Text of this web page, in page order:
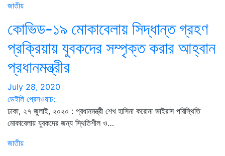
জাতীয়
কোভিড-১৯ মোকাবেলায় সিদ্ধান্ত গ্রহণ
প্রক্রিয়ায় যুবকদের সম্পৃক্ত করার আহ্বান
প্রধানমন্ত্রীর
July 28, 2020
ডেইলি প্রেসওয়াচ:
ঢাকা, ২৭ জুলাই, ২০২০ : প্রধানমন্ত্রী শেখ হাসিনা করোনা ভাইরাস পরিস্থিতি
মোকাবেলায় যুবকদের জন্য স্থিতিশীল ও…
জাতীয়